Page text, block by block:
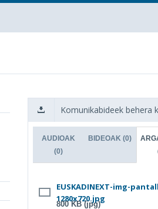
Komunikabideek behera
AUDIOAK
(0)
BIDEOAK (0)
EUSKADINEXT-img-
1280x720.jpg
800 KB (jpg)